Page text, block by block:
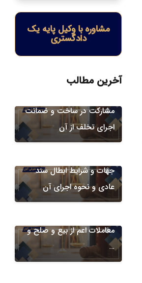
مشاوره با وکیل پایه یک
دادگستری
آخرین مطالب
سلب حق فروش در قراردادها
مشارکت در ساخت و ضمانت
اجرای تخلف از آن
جهات و شرایط ابطال سند
عادی و نحوه اجرای آن
دعاوی ملکی دعاوی قراردادها
معاملات اعم از بیع و صلح و
…
دعاوی قراردادها
تلف حکمی در معاملات